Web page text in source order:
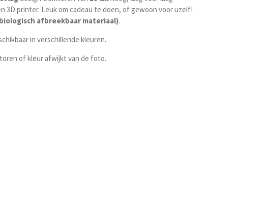
3D printer. Leuk om cadeau te doen, of gewoon voor uzelf!
afbreekbaar materiaal).
in verschillende kleuren.
of kleur afwijkt van de foto.